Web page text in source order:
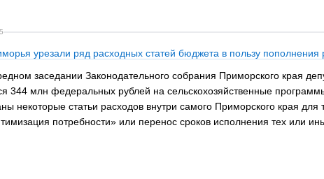
урезали ряд расходных статей бюджета в пользу пополнения
заседании Законодательного собрания Приморского края
344 млн федеральных рублей на сельскохозяйственные
некоторые статьи расходов внутри самого Приморского края
потребности» или перенос сроков исполнения тех или